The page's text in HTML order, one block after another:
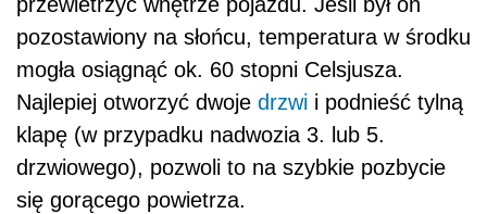
pozostawiony na słońcu, temperatura w środku
mogła osiągnąć ok. 60 stopni Celsjusza.
Najlepiej otworzyć dwoje drzwi i podnieść tylną
klapę (w przypadku nadwozia 3. lub 5.
drzwiowego), pozwoli to na szybkie pozbycie
się gorącego powietrza.